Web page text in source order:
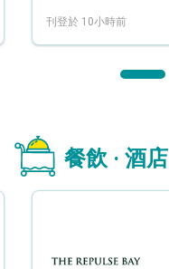
刊登於 10小時前
餐飲 · 酒店